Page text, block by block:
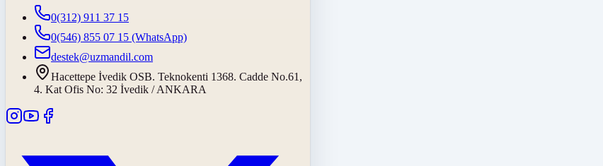
0(312) 911 37 15
0(546) 855 07 15 (WhatsApp)
destek@uzmandil.com
Hacettepe İvedik OSB. Teknokenti 1368. Cadde No.61,
4. Kat Ofis No: 32 İvedik / ANKARA